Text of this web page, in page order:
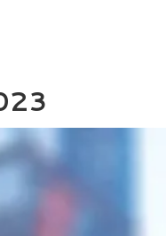
เชื่อมเมืองหาดใหญ่
รรงบให้สอดคล้องภาระ
าห์นี้ซื้อขายในกรอบ
ฯ
ต์เศรษฐกิจใหม่ของไทย
ฐกิจ ดันไทยโตเต็ม
“แสตมป์เมา” ยาเสพ
เฝ้าระวัง หลังยึดล็อต